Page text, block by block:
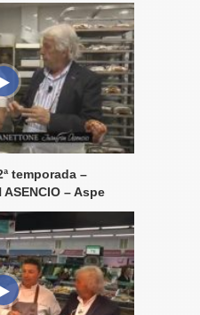
temporada –
– Aspe